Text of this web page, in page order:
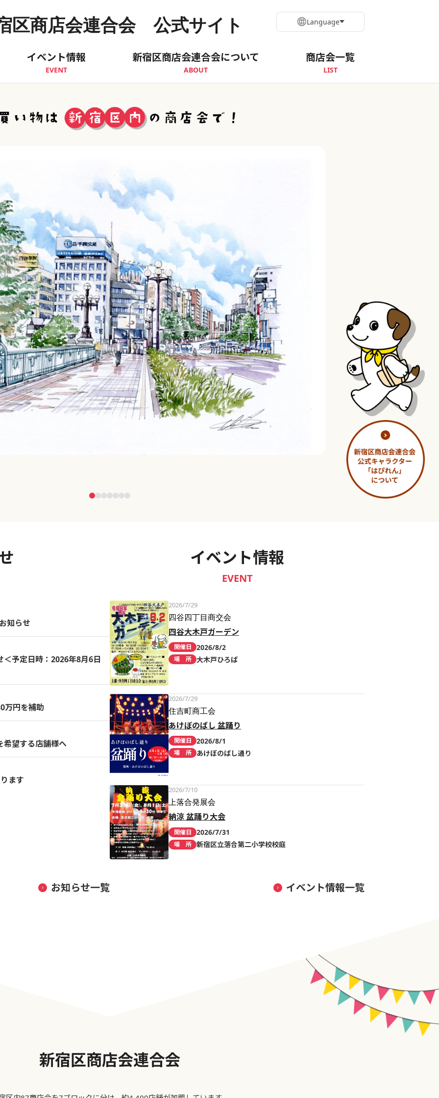
区商店会連合会 公式サイト
イベント情報
EVENT
新宿区商店会連合会について
ABOUT
商店会一覧
LIST
Language
淀橋市場 ～わせだ新宿百景～
知らせ
予定日時：2026年8月6日
万円を補助
希望する店舗様へ
ます
お知らせ一覧
イベント情報
EVENT
2026/7/29
四谷四丁目商交会
四谷大木戸ガーデン
開催日 2026/8/2
場 所 大木戸ひろば
2026/7/29
住吉町商工会
あけぼのばし 盆踊り
開催日 2026/8/1
場 所 あけぼのばし通り
2026/7/10
上落合発展会
納涼 盆踊り大会
開催日 2026/7/31
場 所 新宿区立落合第二小学校校庭
イベント情報一覧
新宿区商店会連合会